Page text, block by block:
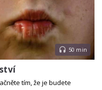
50 min
tím, že je budete